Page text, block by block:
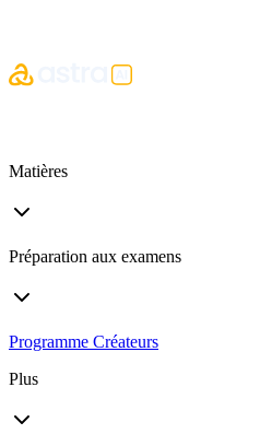
Matières
Préparation aux examens
Programme Créateurs
Plus